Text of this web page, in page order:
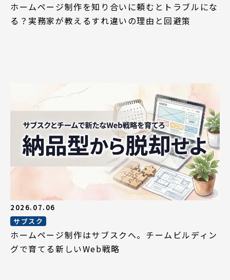
ホームページ制作を知り合いに頼むとトラブルにな
る？実務家が教えるすれ違いの理由と回避策
2026.07.06
サブスク
ホームページ制作はサブスクへ。チームビルディン
グで育てる新しいWeb戦略